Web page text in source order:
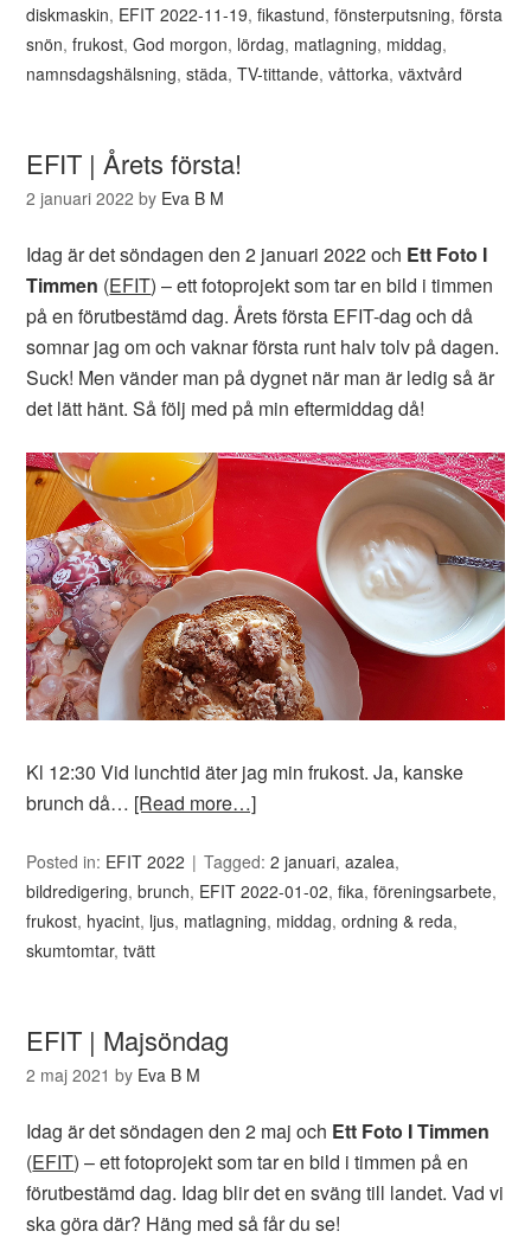
diskmaskin, EFIT 2022-11-19,fikastund,fönsterputsning,första
snön,frukost,God morgon, lördag, matlagning, middag,
namnsdagshälsning,städa,TV-tittande,våttorka,växtvård
EFIT | Årets första!
2 januari 2022 by Eva B M
Idag är det söndagen den 2 januari 2022 och Ett Foto I
Timmen (EFIT) – ett fotoprojekt som tar en bild i timmen
på en förutbestämd dag. Årets första EFIT-dag och då
somnar jag om och vaknar första runt halv tolv på dagen.
Suck! Men vänder man på dygnet när man är ledig så är
det lätt hänt. Så följ med på min eftermiddag då!
Kl 12:30 Vid lunchtid äter jag min frukost. Ja, kanske
brunch då… [Read more…]
Posted in: EFIT 2022 Tagged:2 januari,azalea,
bildredigering,brunch, EFIT 2022-01-02,fika,föreningsarbete,
frukost, hyacint, ljus, matlagning, middag,ordning & reda,
skumtomtar,tvätt
EFIT | Majsöndag
2 maj 2021 by Eva B M
Idag är det söndagen den 2 maj och Ett Foto I Timmen
(EFIT) – ett fotoprojekt som tar en bild i timmen på en
förutbestämd dag. Idag blir det en sväng till landet. Vad vi
ska göra där? Häng med så får du se!